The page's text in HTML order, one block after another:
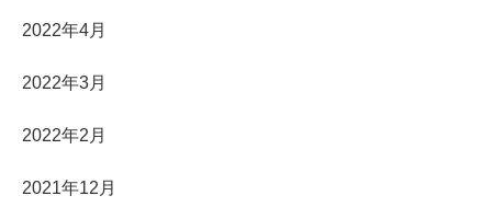
2022年4月
2022年3月
2022年2月
2021年12月